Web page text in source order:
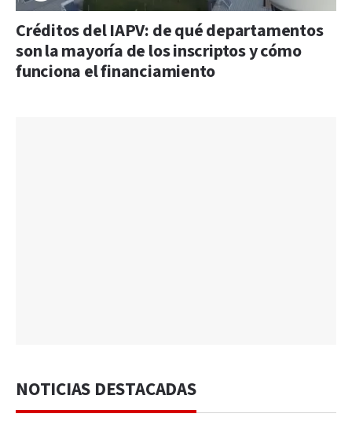
Créditos del IAPV: de qué departamentos
son la mayoría de los inscriptos y cómo
funciona el financiamiento
NOTICIAS DESTACADAS